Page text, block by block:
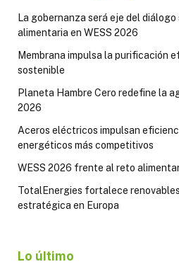
La gobernanza será eje del diálogo
alimentaria en WESS 2026
Membrana impulsa la purificación
sostenible
Planeta Hambre Cero redefine la
2026
Aceros eléctricos impulsan
energéticos más competitivos
WESS 2026 frente al reto
TotalEnergies fortalece
estratégica en Europa
Lo último